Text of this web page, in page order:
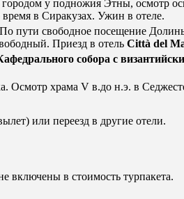
городом у подножия Этны, осмотр
в Сиракузах. Ужин в отеле.
пути свободное посещение
Приезд в отель Città del
собора с
Осмотр храма V в.до н.э. в
или переезд в другие отели.
включены в стоимость турпакета.